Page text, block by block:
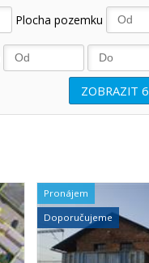
Plocha pozemku
ZOBRAZIT6
Pronájem
Doporučujeme